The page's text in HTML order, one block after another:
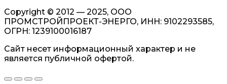
Copyright © 2012 — 2025, ООО
ПРОМСТРОЙПРОЕКТ-ЭНЕРГО, ИНН: 9102293585,
ОГРН: 1239100016187
Сайт несет информационный характер и не
является публичной офертой.